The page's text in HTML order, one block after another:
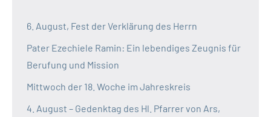
6. August, Fest der Verklärung des Herrn
Pater Ezechiele Ramin: Ein lebendiges Zeugnis für
Berufung und Mission
Mittwoch der 18. Woche im Jahreskreis
4. August – Gedenktag des Hl. Pfarrer von Ars,